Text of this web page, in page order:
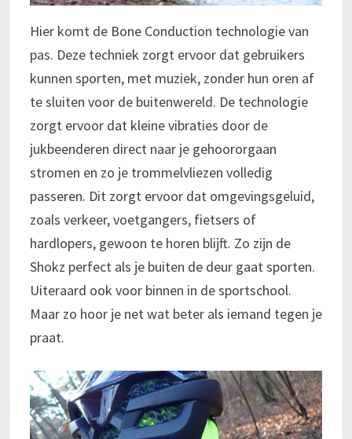
Hier komt de Bone Conduction technologie van
pas. Deze techniek zorgt ervoor dat gebruikers
kunnen sporten, met muziek, zonder hun oren af
te sluiten voor de buitenwereld. De technologie
zorgt ervoor dat kleine vibraties door de
jukbeenderen direct naar je gehoororgaan
stromen en zo je trommelvliezen volledig
passeren. Dit zorgt ervoor dat omgevingsgeluid,
zoals verkeer, voetgangers, fietsers of
hardlopers, gewoon te horen blijft. Zo zijn de
Shokz perfect als je buiten de deur gaat sporten.
Uiteraard ook voor binnen in de sportschool.
Maar zo hoor je net wat beter als iemand tegen je
praat.